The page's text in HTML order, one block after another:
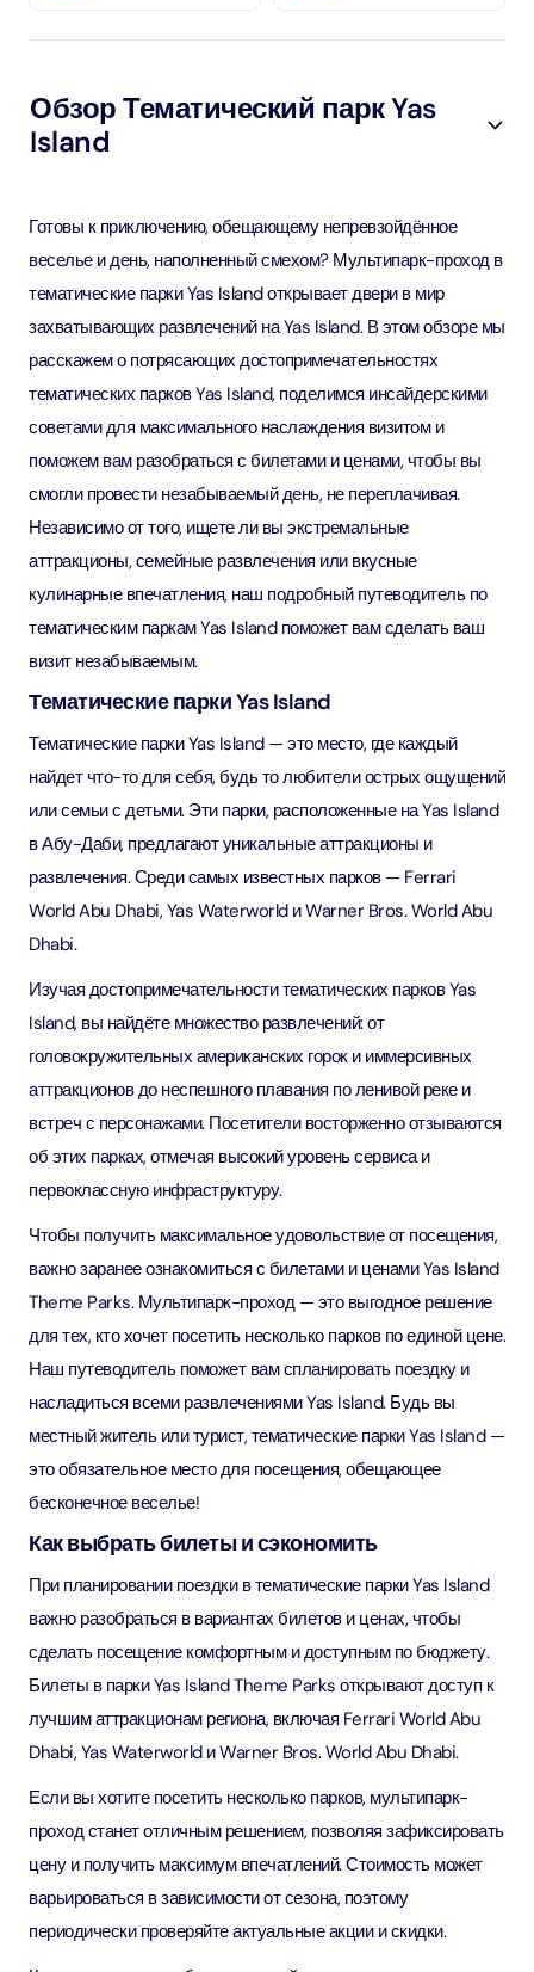
Обзор Тематический парк Yas
Island
Готовы к приключению, обещающему непревзойдённое
веселье и день, наполненный смехом? Мультипарк-проход в
тематические парки Yas Island открывает двери в мир
захватывающих развлечений на Yas Island. В этом обзоре мы
расскажем о потрясающих достопримечательностях
тематических парков Yas Island, поделимся инсайдерскими
советами для максимального наслаждения визитом и
поможем вам разобраться с билетами и ценами, чтобы вы
смогли провести незабываемый день, не переплачивая.
Независимо от того, ищете ли вы экстремальные
аттракционы, семейные развлечения или вкусные
кулинарные впечатления, наш подробный путеводитель по
тематическим паркам Yas Island поможет вам сделать ваш
визит незабываемым.
Тематические парки Yas Island
Тематические парки Yas Island — это место, где каждый
найдет что-то для себя, будь то любители острых ощущений
или семьи с детьми. Эти парки, расположенные на Yas Island
в Абу-Даби, предлагают уникальные аттракционы и
развлечения. Среди самых известных парков — Ferrari
World Abu Dhabi, Yas Waterworld и Warner Bros. World Abu
Dhabi.
Изучая достопримечательности тематических парков Yas
Island, вы найдёте множество развлечений: от
головокружительных американских горок и иммерсивных
аттракционов до неспешного плавания по ленивой реке и
встреч с персонажами. Посетители восторженно отзываются
об этих парках, отмечая высокий уровень сервиса и
первоклассную инфраструктуру.
Чтобы получить максимальное удовольствие от посещения,
важно заранее ознакомиться с билетами и ценами Yas Island
Theme Parks. Мультипарк-проход — это выгодное решение
для тех, кто хочет посетить несколько парков по единой цене.
Наш путеводитель поможет вам спланировать поездку и
насладиться всеми развлечениями Yas Island. Будь вы
местный житель или турист, тематические парки Yas Island —
это обязательное место для посещения, обещающее
бесконечное веселье!
Как выбрать билеты и сэкономить
При планировании поездки в тематические парки Yas Island
важно разобраться в вариантах билетов и ценах, чтобы
сделать посещение комфортным и доступным по бюджету.
Билеты в парки Yas Island Theme Parks открывают доступ к
лучшим аттракционам региона, включая Ferrari World Abu
Dhabi, Yas Waterworld и Warner Bros. World Abu Dhabi.
Если вы хотите посетить несколько парков, мультипарк-
проход станет отличным решением, позволяя зафиксировать
цену и получить максимум впечатлений. Стоимость может
варьироваться в зависимости от сезона, поэтому
периодически проверяйте актуальные акции и скидки.